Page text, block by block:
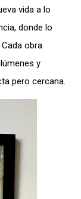
vida a lo
donde lo
obra
y
pero cercana.